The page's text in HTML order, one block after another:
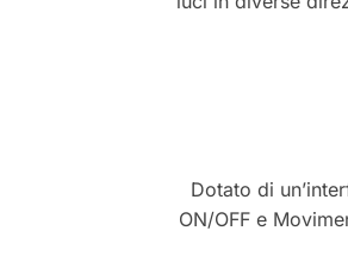
Dotato di
ON/OFF e